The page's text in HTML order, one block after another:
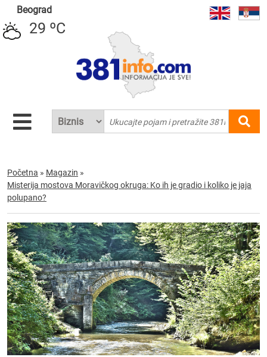
Beograd
29 ºC
Početna » Magazin »
Misterija mostova Moravičkog okruga: Ko ih je gradio i koliko je jaja
polupano?